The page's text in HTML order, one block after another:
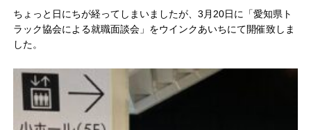
ちょっと日にちが経ってしまいましたが、3月20日に「愛知県ト
ラック協会による就職面談会」をウインクあいちにて開催致しま
した。